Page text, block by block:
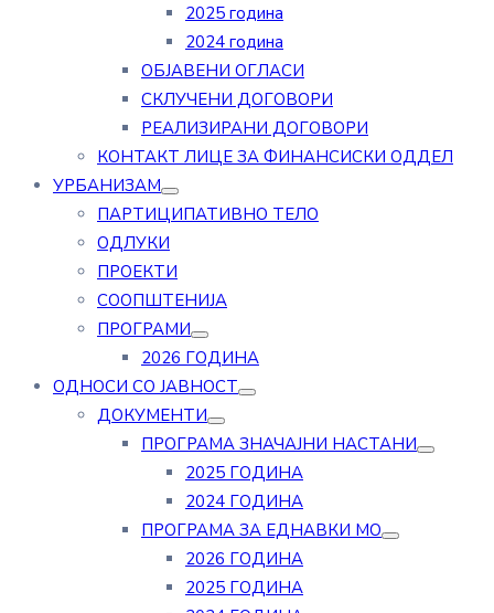
2025 година
2024 година
ОБЈАВЕНИ ОГЛАСИ
СКЛУЧЕНИ ДОГОВОРИ
РЕАЛИЗИРАНИ ДОГОВОРИ
КОНТАКТ ЛИЦЕ ЗА ФИНАНСИСКИ ОДДЕЛ
УРБАНИЗАМ
ПАРТИЦИПАТИВНО ТЕЛО
ОДЛУКИ
ПРОЕКТИ
СООПШТЕНИЈА
ПРОГРАМИ
2026 ГОДИНА
ОДНОСИ СО ЈАВНОСТ
ДОКУМЕНТИ
ПРОГРАМА ЗНАЧАЈНИ НАСТАНИ
2025 ГОДИНА
2024 ГОДИНА
ПРОГРАМА ЗА ЕДНАВКИ МО
2026 ГОДИНА
2025 ГОДИНА